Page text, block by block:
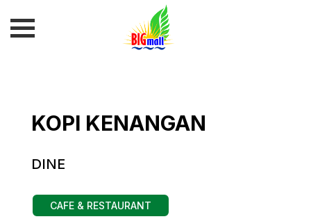
KOPI KENANGAN
DINE
CAFE & RESTAURANT